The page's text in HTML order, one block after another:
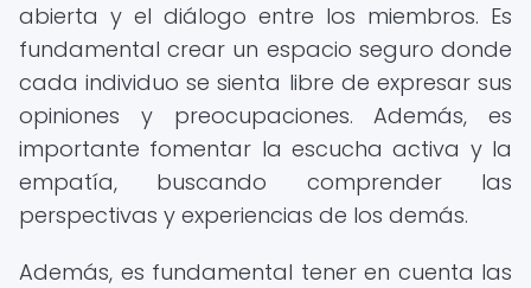
abierta y el diálogo entre los miembros. Es
fundamental crear un espacio seguro donde
cada individuo se sienta libre de expresar sus
opiniones y preocupaciones. Además, es
importante fomentar la escucha activa y la
empatía, buscando comprender las
perspectivas y experiencias de los demás.
Además, es fundamental tener en cuenta las